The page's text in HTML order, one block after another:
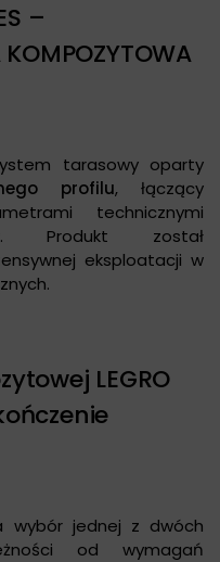
–
tarasowy oparty
profilu, łączący
technicznymi
Produkt został
eksploatacji w
LEGRO
wybór jednej z dwóch
od wymagań